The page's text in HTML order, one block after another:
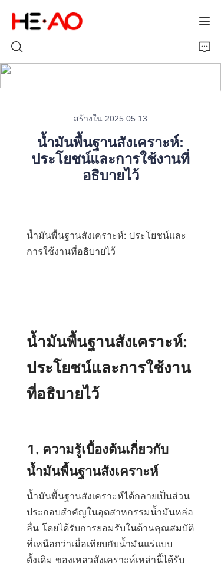
สร้างใน 2025.05.13
น้ำมันพื้นฐานสังเคราะห์:
ประโยชน์และการใช้งานที่
อธิบายไว้
น้ำมันพื้นฐานสังเคราะห์: ประโยชน์และ
การใช้งานที่อธิบายไว้
น้ำมันพื้นฐานสังเคราะห์:
ประโยชน์และการใช้งาน
ที่อธิบายไว้
1. ความรู้เบื้องต้นเกี่ยวกับ
น้ำมันพื้นฐานสังเคราะห์ได้กลายเป็นส่วน
ประกอบสำคัญในอุตสาหกรรมน้ำมันหล่อ
ลื่น โดยได้รับการยอมรับในด้านคุณสมบัติ
ที่เหนือกว่าเมื่อเทียบกับน้ำมันแร่แบบ
ดั้งเดิม ของเหลวสังเคราะห์เหล่านี้ได้รับ
เกี่ยวกับเรา